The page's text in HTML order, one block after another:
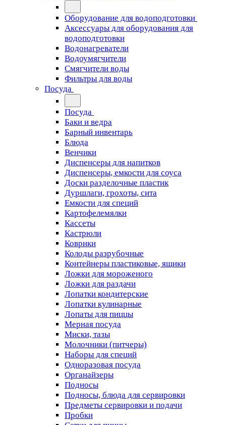
Оборудование для водоподготовки
Аксессуары для оборудования для
водоподготовки
Водонагреватели
Водоумягчители
Смягчители воды
Фильтры для воды
Посуда
Посуда
Баки и ведра
Барный инвентарь
Блюда
Венчики
Диспенсеры для напитков
Диспенсеры, емкости для соуса
Доски разделочные пластик
Дуршлаги, грохоты, сита
Емкости для специй
Картофелемялки
Кассеты
Кастрюли
Коврики
Колоды разрубочные
Контейнеры пластиковые, ящики
Ложки для мороженого
Ложки для раздачи
Лопатки кондитерские
Лопатки кулинарные
Лопаты для пиццы
Мерная посуда
Миски, тазы
Молочники (питчеры)
Наборы для специй
Одноразовая посуда
Органайзеры
Подносы
Подносы, блюда для сервировки
Предметы сервировки и подачи
Пробки